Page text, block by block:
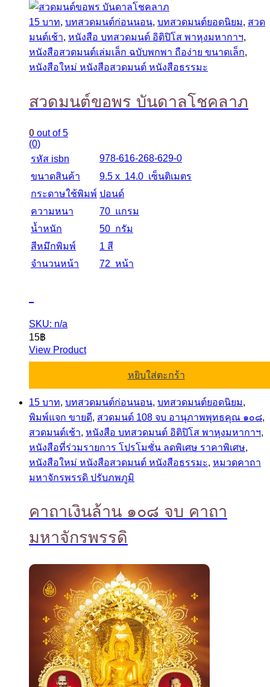
15 บาท, บทสวดมนต์ก่อนนอน, บทสวดมนต์ยอดนิยม, สวด
มนต์เช้า, หนังสือ บทสวดมนต์ อิติปิโส พาหุงมหากาฯ,
หนังสือสวดมนต์เล่มเล็ก ฉบับพกพา ถือง่าย ขนาดเล็ก,
หนังสือใหม่ หนังสือสวดมนต์ หนังสือธรรมะ
สวดมนต์ขอพร บันดาลโชคลาภ
0 out of 5
(0)
รหัส isbn
978-616-268-629-0
ขนาดสินค้า
9.5 x 14.0 เซ็นติเมตร
กระดาษใช้พิมพ์ ปอนด์
ความหนา
70 แกรม
น้ำหนัก
50 กรัม
สีหมึกพิมพ์
1 สี
จำนวนหน้า
72 หน้า
SKU: n/a
15฿
View Product
หยิบใส่ตะกร้า
15 บาท, บทสวดมนต์ก่อนนอน, บทสวดมนต์ยอดนิยม,
พิมพ์แจก ขายดี, สวดมนต์ 108 จบ อานุภาพพุทธคุณ ๑๐๘,
สวดมนต์เช้า, หนังสือ บทสวดมนต์ อิติปิโส พาหุงมหากาฯ,
หนังสือที่ร่วมรายการ โปรโมชั่น ลดพิเศษ ราคาพิเศษ,
หนังสือใหม่ หนังสือสวดมนต์ หนังสือธรรมะ, หมวดคาถา
มหาจักรพรรดิ ปรับภพภูมิ
คาถาเงินล้าน ๑๐๘ จบ คาถา
มหาจักรพรรดิ